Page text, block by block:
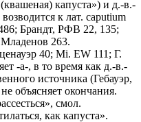
капуста») и д.-в.-
к лат. caputium
Брандт, РФВ 22, 135;
263.
40; Мi. ЕW 111; Г.
-а-, в то время как д.-в.-
источника (Гебауэр,
объясняет окончания.
смол.
как капуста».